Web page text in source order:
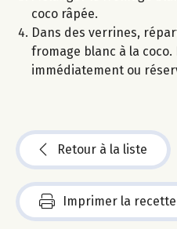
coco râpée.
Dans des verrines,
fromage blanc à la
immédiatement ou
Retour à la liste
Imprimer la recette